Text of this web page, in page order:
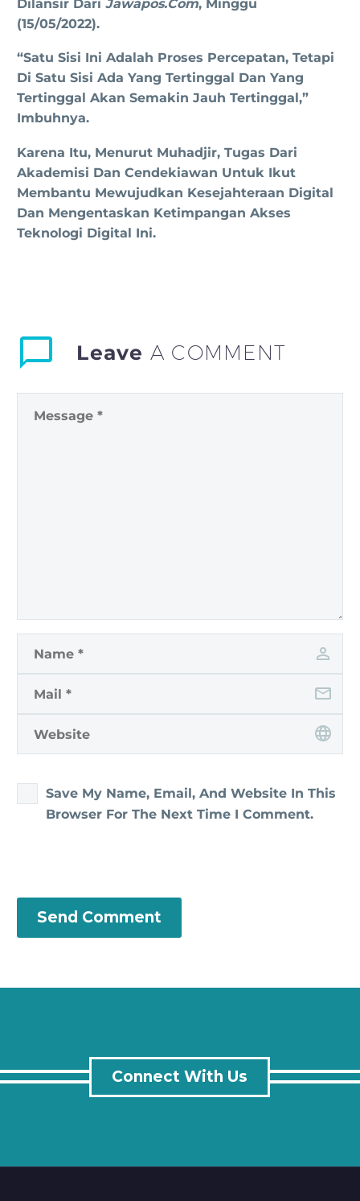
Dilansir Dari Jawapos.com, Minggu
(15/05/2022).
“Satu Sisi Ini Adalah Proses Percepatan, Tetapi
Di Satu Sisi Ada Yang Tertinggal Dan Yang
Tertinggal Akan Semakin Jauh Tertinggal,”
Imbuhnya.
Karena Itu, Menurut Muhadjir, Tugas Dari
Akademisi Dan Cendekiawan Untuk Ikut
Membantu Mewujudkan Kesejahteraan Digital
Dan Mengentaskan Ketimpangan Akses
Teknologi Digital Ini.
Leave A COMMENT
Save My Name, Email, And Website In This
Browser For The Next Time I Comment.
Send Comment
Connect With Us